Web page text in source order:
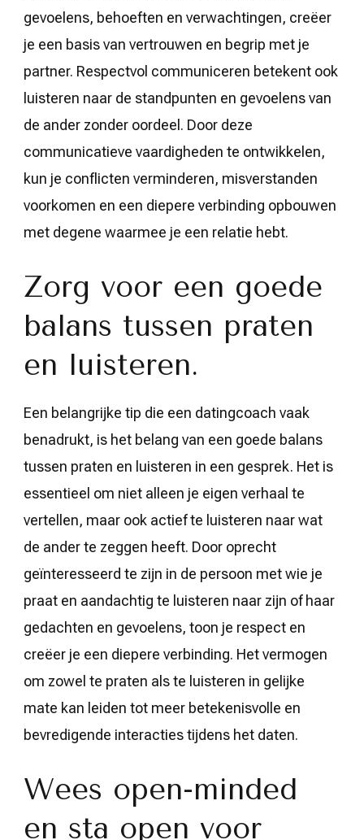
gevoelens, behoeften en verwachtingen, creëer
je een basis van vertrouwen en begrip met je
partner. Respectvol communiceren betekent ook
luisteren naar de standpunten en gevoelens van
de ander zonder oordeel. Door deze
communicatieve vaardigheden te ontwikkelen,
kun je conflicten verminderen, misverstanden
voorkomen en een diepere verbinding opbouwen
met degene waarmee je een relatie hebt.
Zorg voor een goede
balans tussen praten
en luisteren.
Een belangrijke tip die een datingcoach vaak
benadrukt, is het belang van een goede balans
tussen praten en luisteren in een gesprek. Het is
essentieel om niet alleen je eigen verhaal te
vertellen, maar ook actief te luisteren naar wat
de ander te zeggen heeft. Door oprecht
geïnteresseerd te zijn in de persoon met wie je
praat en aandachtig te luisteren naar zijn of haar
gedachten en gevoelens, toon je respect en
creëer je een diepere verbinding. Het vermogen
om zowel te praten als te luisteren in gelijke
mate kan leiden tot meer betekenisvolle en
bevredigende interacties tijdens het daten.
Wees open-minded
en sta open voor